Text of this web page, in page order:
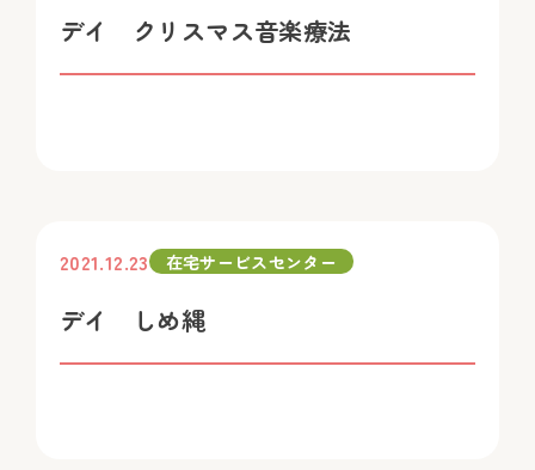
デイ クリスマス音楽療法
2021.12.23 在宅サービスセンター
デイ しめ縄